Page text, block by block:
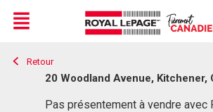
Live
En Direct
Menu
Retour
20 Woodland Avenue, Kitchener,
Pas présentement à vendre avec